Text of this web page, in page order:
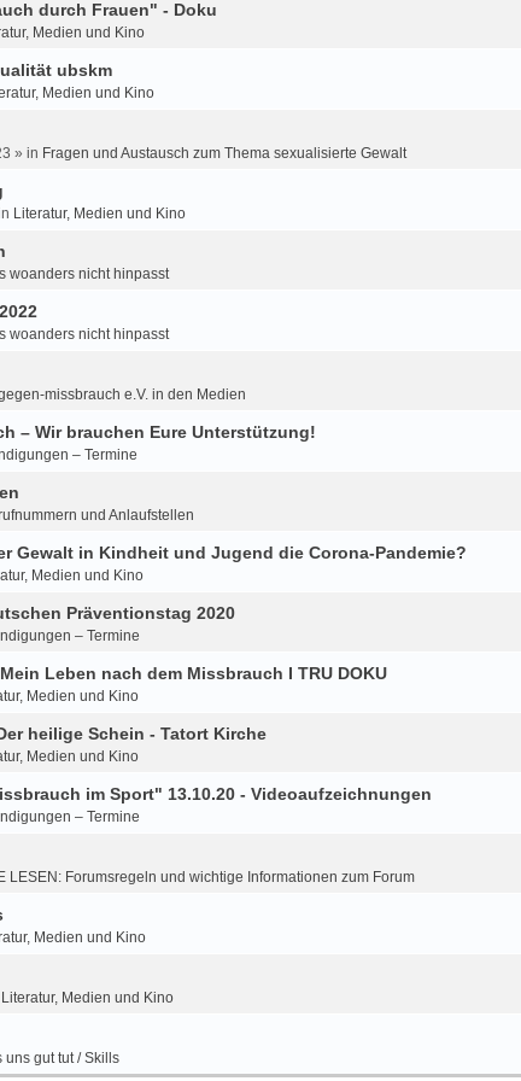
durch Frauen" - Doku
Medien und Kino
ubskm
Medien und Kino
» in Fragen und Austausch zum Thema sexualisierte Gewalt
Literatur, Medien und Kino
woanders nicht hinpasst
woanders nicht hinpasst
missbrauch e.V. in den Medien
– Wir brauchen Eure Unterstützung!
– Termine
und Anlaufstellen
Gewalt in Kindheit und Jugend die Corona-Pandemie?
Medien und Kino
Präventionstag 2020
– Termine
Leben nach dem Missbrauch I TRU DOKU
Medien und Kino
heilige Schein - Tatort Kirche
Medien und Kino
im Sport" 13.10.20 - Videoaufzeichnungen
– Termine
LESEN: Forumsregeln und wichtige Informationen zum Forum
Medien und Kino
Literatur, Medien und Kino
uns gut tut / Skills